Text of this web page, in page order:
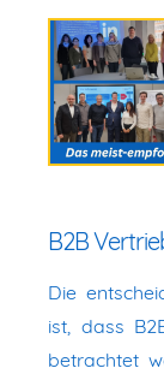
B2B
Die
ist, dass
betrachtet